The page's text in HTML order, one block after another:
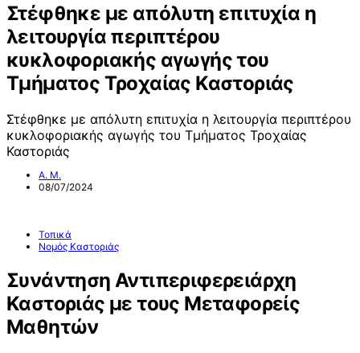
Στέφθηκε με απόλυτη επιτυχία η
λειτουργία περιπτέρου
κυκλοφοριακής αγωγής του
Τμήματος Τροχαίας Καστοριάς
Στέφθηκε με απόλυτη επιτυχία η λειτουργία περιπτέρου
κυκλοφοριακής αγωγής του Τμήματος Τροχαίας
Καστοριάς
Α. Μ.
08/07/2024
Τοπικά
Νομός Καστοριάς
Συνάντηση Αντιπεριφερειάρχη
Καστοριάς με τους Μεταφορείς
Μαθητών